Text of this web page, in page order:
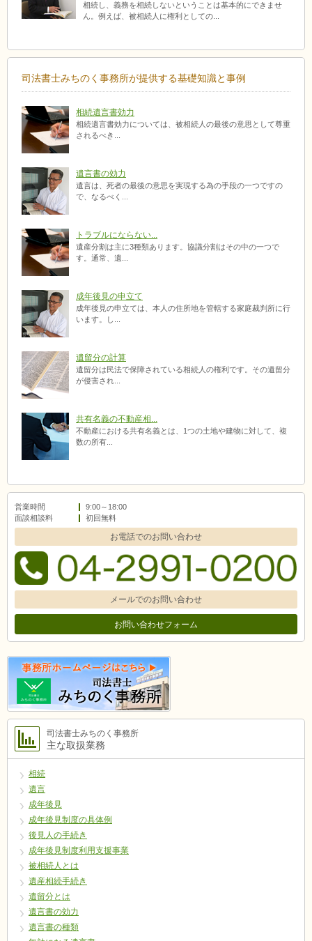
相続し、義務を相続しないということは基本的にできませ
ん。例えば、被相続人に権利としての...
司法書士みちのく事務所が提供する基礎知識と事例
相続遺言書効力
相続遺言書効力については、被相続人の最後の意思として尊重
されるべき...
遺言書の効力
遺言は、死者の最後の意思を実現する為の手段の一つですの
で、なるべく...
トラブルにならない...
遺産分割は主に3種類あります。協議分割はその中の一つで
す。通常、遺...
成年後見の申立て
成年後見の申立ては、本人の住所地を管轄する家庭裁判所に行
います。し...
遺留分の計算
遺留分は民法で保障されている相続人の権利です。その遺留分
が侵害され...
共有名義の不動産相...
不動産における共有名義とは、1つの土地や建物に対して、複
数の所有...
営業時間
9:00～18:00
面談相談料
初回無料
お電話でのお問い合わせ
メールでのお問い合わせ
お問い合わせフォーム
司法書士みちのく事務所
主な取扱業務
相続
遺言
成年後見
成年後見制度の具体例
後見人の手続き
成年後見制度利用支援事業
被相続人とは
遺産相続手続き
遺留分とは
遺言書の効力
遺言書の種類